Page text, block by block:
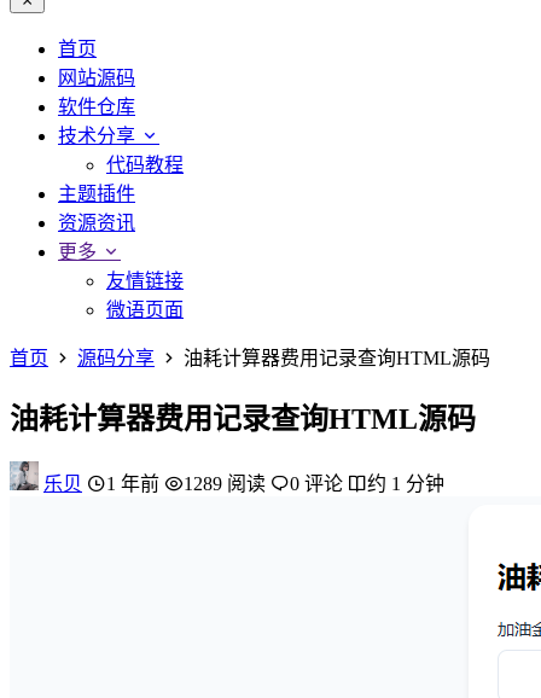
首页
网站源码
软件仓库
技术分享
代码教程
主题插件
资源资讯
更多
友情链接
微语页面
首页 源码分享 油耗计算器费用记录查询HTML源码
油耗计算器费用记录查询HTML源码
乐贝 1 年前 1289 阅读 0 评论 约 1 分钟